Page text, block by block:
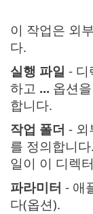
이 작업은 외
다.
실행 파일 - 디
하고 ... 옵션
합니다.
작업 폴더 - 외
를 정의합니
일이 이 디렉
파라미터 - 애
다(옵션).